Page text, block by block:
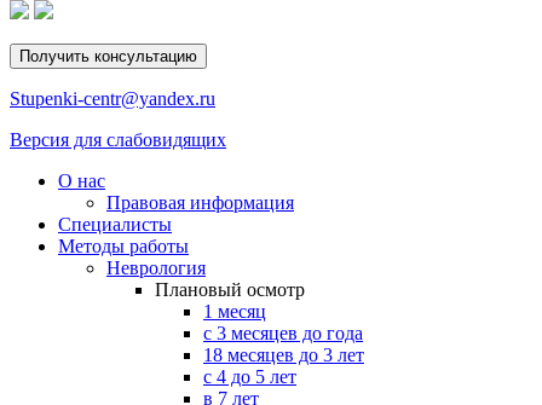
Получить консультацию
Stupenki-centr@yandex.ru
Версия для слабовидящих
О нас
Правовая информация
Специалисты
Методы работы
Неврология
Плановый осмотр
1 месяц
с 3 месяцев до года
18 месяцев до 3 лет
с 4 до 5 лет
в 7 лет